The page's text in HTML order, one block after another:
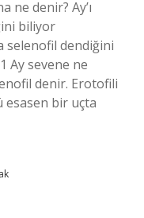
ne denir? Ay’ı
biliyor
selenofil dendiğini
Ay sevene ne
denir. Erotofili
esasen bir uçta